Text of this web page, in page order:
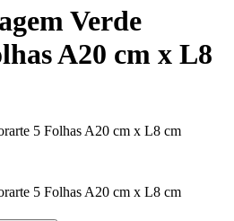
Verde
A20 cm x L8
5 Folhas A20 cm x L8 cm
5 Folhas A20 cm x L8 cm